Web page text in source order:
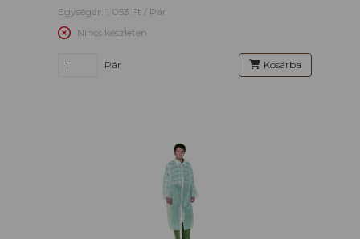
Egységár: 1 053 Ft / Pár
Nincs készleten
Pár Kosárba